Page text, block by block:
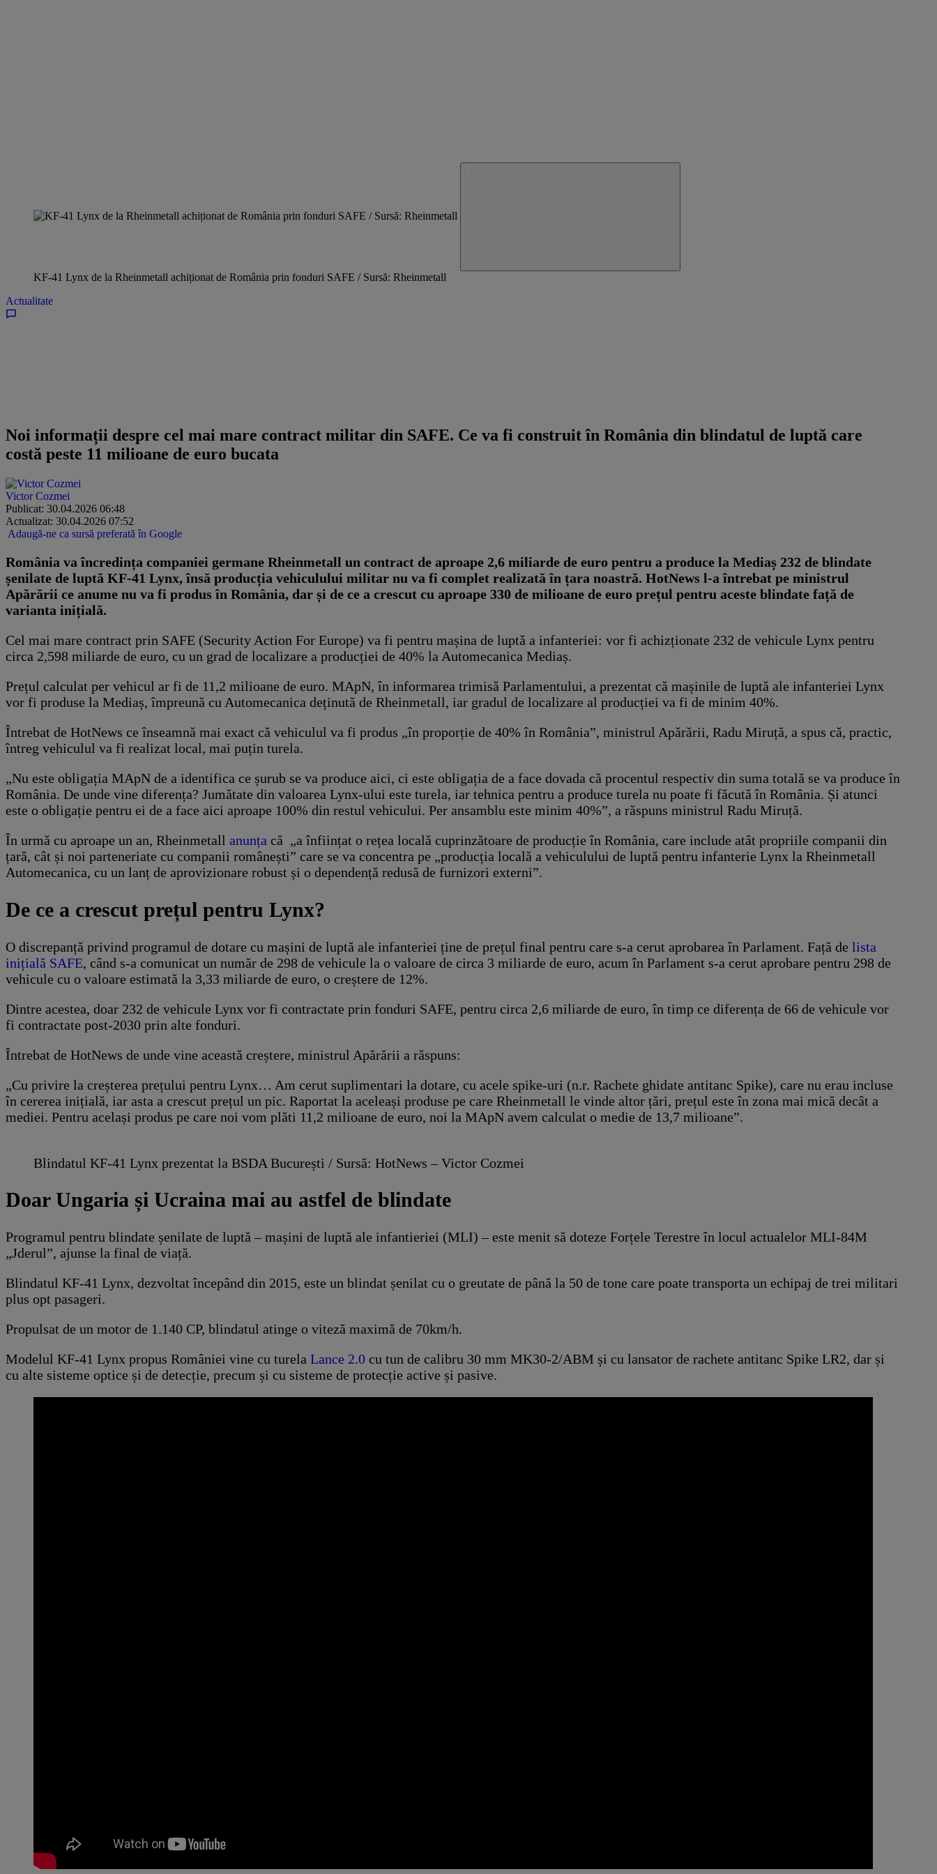
KF-41 Lynx de la Rheinmetall achiționat de România prin fonduri SAFE / Sursă: Rheinmetall
Actualitate
Noi informații despre cel mai mare contract militar din SAFE. Ce va fi construit în România din blindatul de luptă care
costă peste 11 milioane de euro bucata
Victor Cozmei
Publicat: 30.04.2026 06:48
Actualizat: 30.04.2026 07:52
Adaugă-ne ca sursă preferată în Google
România va încredința companiei germane Rheinmetall un contract de aproape 2,6 miliarde de euro pentru a produce la Mediaș 232 de blindate
șenilate de luptă KF-41 Lynx, însă producția vehiculului militar nu va fi complet realizată în țara noastră. HotNews l-a întrebat pe ministrul
Apărării ce anume nu va fi produs în România, dar și de ce a crescut cu aproape 330 de milioane de euro prețul pentru aceste blindate față de
varianta inițială.
Cel mai mare contract prin SAFE (Security Action For Europe) va fi pentru mașina de luptă a infanteriei: vor fi achizționate 232 de vehicule Lynx pentru
circa 2,598 miliarde de euro, cu un grad de localizare a producției de 40% la Automecanica Mediaș.
Prețul calculat per vehicul ar fi de 11,2 milioane de euro. MApN, în informarea trimisă Parlamentului, a prezentat că mașinile de luptă ale infanteriei Lynx
vor fi produse la Mediaș, împreună cu Automecanica deținută de Rheinmetall, iar gradul de localizare al producției va fi de minim 40%.
Întrebat de HotNews ce înseamnă mai exact că vehiculul va fi produs „în proporție de 40% în România”, ministrul Apărării, Radu Miruță, a spus că, practic,
întreg vehiculul va fi realizat local, mai puțin turela.
„Nu este obligația MApN de a identifica ce șurub se va produce aici, ci este obligația de a face dovada că procentul respectiv din suma totală se va produce în
România. De unde vine diferența? Jumătate din valoarea Lynx-ului este turela, iar tehnica pentru a produce turela nu poate fi făcută în România. Și atunci
este o obligație pentru ei de a face aici aproape 100% din restul vehicului. Per ansamblu este minim 40%”, a răspuns ministrul Radu Miruță.
În urmă cu aproape un an, Rheinmetall anunța că „a înființat o rețea locală cuprinzătoare de producție în România, care include atât propriile companii din
țară, cât și noi parteneriate cu companii românești” care se va concentra pe „producția locală a vehiculului de luptă pentru infanterie Lynx la Rheinmetall
Automecanica, cu un lanț de aprovizionare robust și o dependență redusă de furnizori externi”.
De ce a crescut prețul pentru Lynx?
O discrepanță privind programul de dotare cu mașini de luptă ale infanteriei ține de prețul final pentru care s-a cerut aprobarea în Parlament. Față de lista
inițială SAFE, când s-a comunicat un număr de 298 de vehicule la o valoare de circa 3 miliarde de euro, acum în Parlament s-a cerut aprobare pentru 298 de
vehicule cu o valoare estimată la 3,33 miliarde de euro, o creștere de 12%.
Dintre acestea, doar 232 de vehicule Lynx vor fi contractate prin fonduri SAFE, pentru circa 2,6 miliarde de euro, în timp ce diferența de 66 de vehicule vor
fi contractate post-2030 prin alte fonduri.
Întrebat de HotNews de unde vine această creștere, ministrul Apărării a răspuns:
„Cu privire la creșterea prețului pentru Lynx… Am cerut suplimentari la dotare, cu acele spike-uri (n.r. Rachete ghidate antitanc Spike), care nu erau incluse
în cererea inițială, iar asta a crescut prețul un pic. Raportat la aceleași produse pe care Rheinmetall le vinde altor țări, prețul este în zona mai mică decât a
mediei. Pentru același produs pe care noi vom plăti 11,2 milioane de euro, noi la MApN avem calculat o medie de 13,7 milioane”.
Blindatul KF-41 Lynx prezentat la BSDA București / Sursă: HotNews – Victor Cozmei
Doar Ungaria și Ucraina mai au astfel de blindate
Programul pentru blindate șenilate de luptă – mașini de luptă ale infantieriei (MLI) – este menit să doteze Forțele Terestre în locul actualelor MLI-84M
„Jderul”, ajunse la final de viață.
Blindatul KF-41 Lynx, dezvoltat începând din 2015, este un blindat șenilat cu o greutate de până la 50 de tone care poate transporta un echipaj de trei militari
plus opt pasageri.
Propulsat de un motor de 1.140 CP, blindatul atinge o viteză maximă de 70km/h.
Modelul KF-41 Lynx propus României vine cu turela Lance 2.0 cu tun de calibru 30 mm MK30-2/ABM și cu lansator de rachete antitanc Spike LR2, dar și
cu alte sisteme optice și de detecție, precum și cu sisteme de protecție active și pasive.